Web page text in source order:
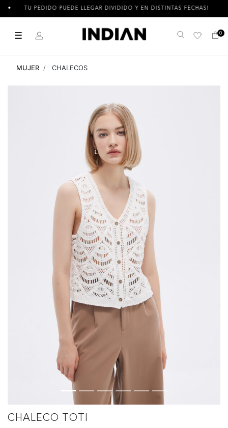
TU PEDIDO PUEDE LLEGAR DIVIDIDO Y EN DISTINTAS FECHAS!
☰ Buscar 0
MUJER CHALECOS
CHALECO TOTI